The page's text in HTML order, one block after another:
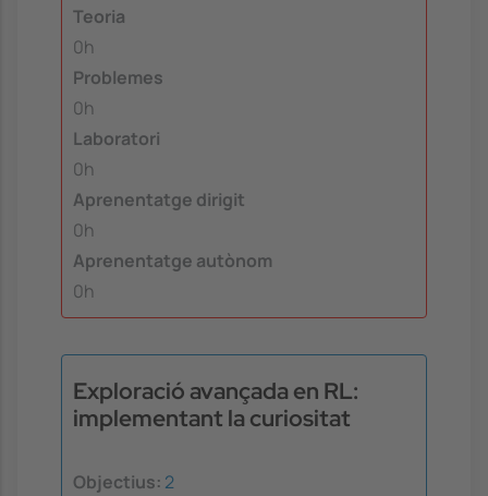
Teoria
0h
Problemes
0h
Laboratori
0h
Aprenentatge dirigit
0h
Aprenentatge autònom
0h
Exploració avançada en RL:
implementant la curiositat
Objectius: 2